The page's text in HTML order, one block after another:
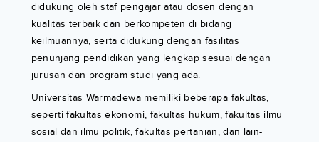
didukung oleh staf pengajar atau dosen dengan
kualitas terbaik dan berkompeten di bidang
keilmuannya, serta didukung dengan fasilitas
penunjang pendidikan yang lengkap sesuai dengan
jurusan dan program studi yang ada.
Universitas Warmadewa memiliki beberapa fakultas,
seperti fakultas ekonomi, fakultas hukum, fakultas ilmu
sosial dan ilmu politik, fakultas pertanian, dan lain-